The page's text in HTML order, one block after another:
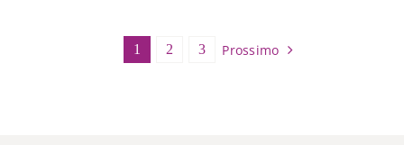
1 2 3 Prossimo